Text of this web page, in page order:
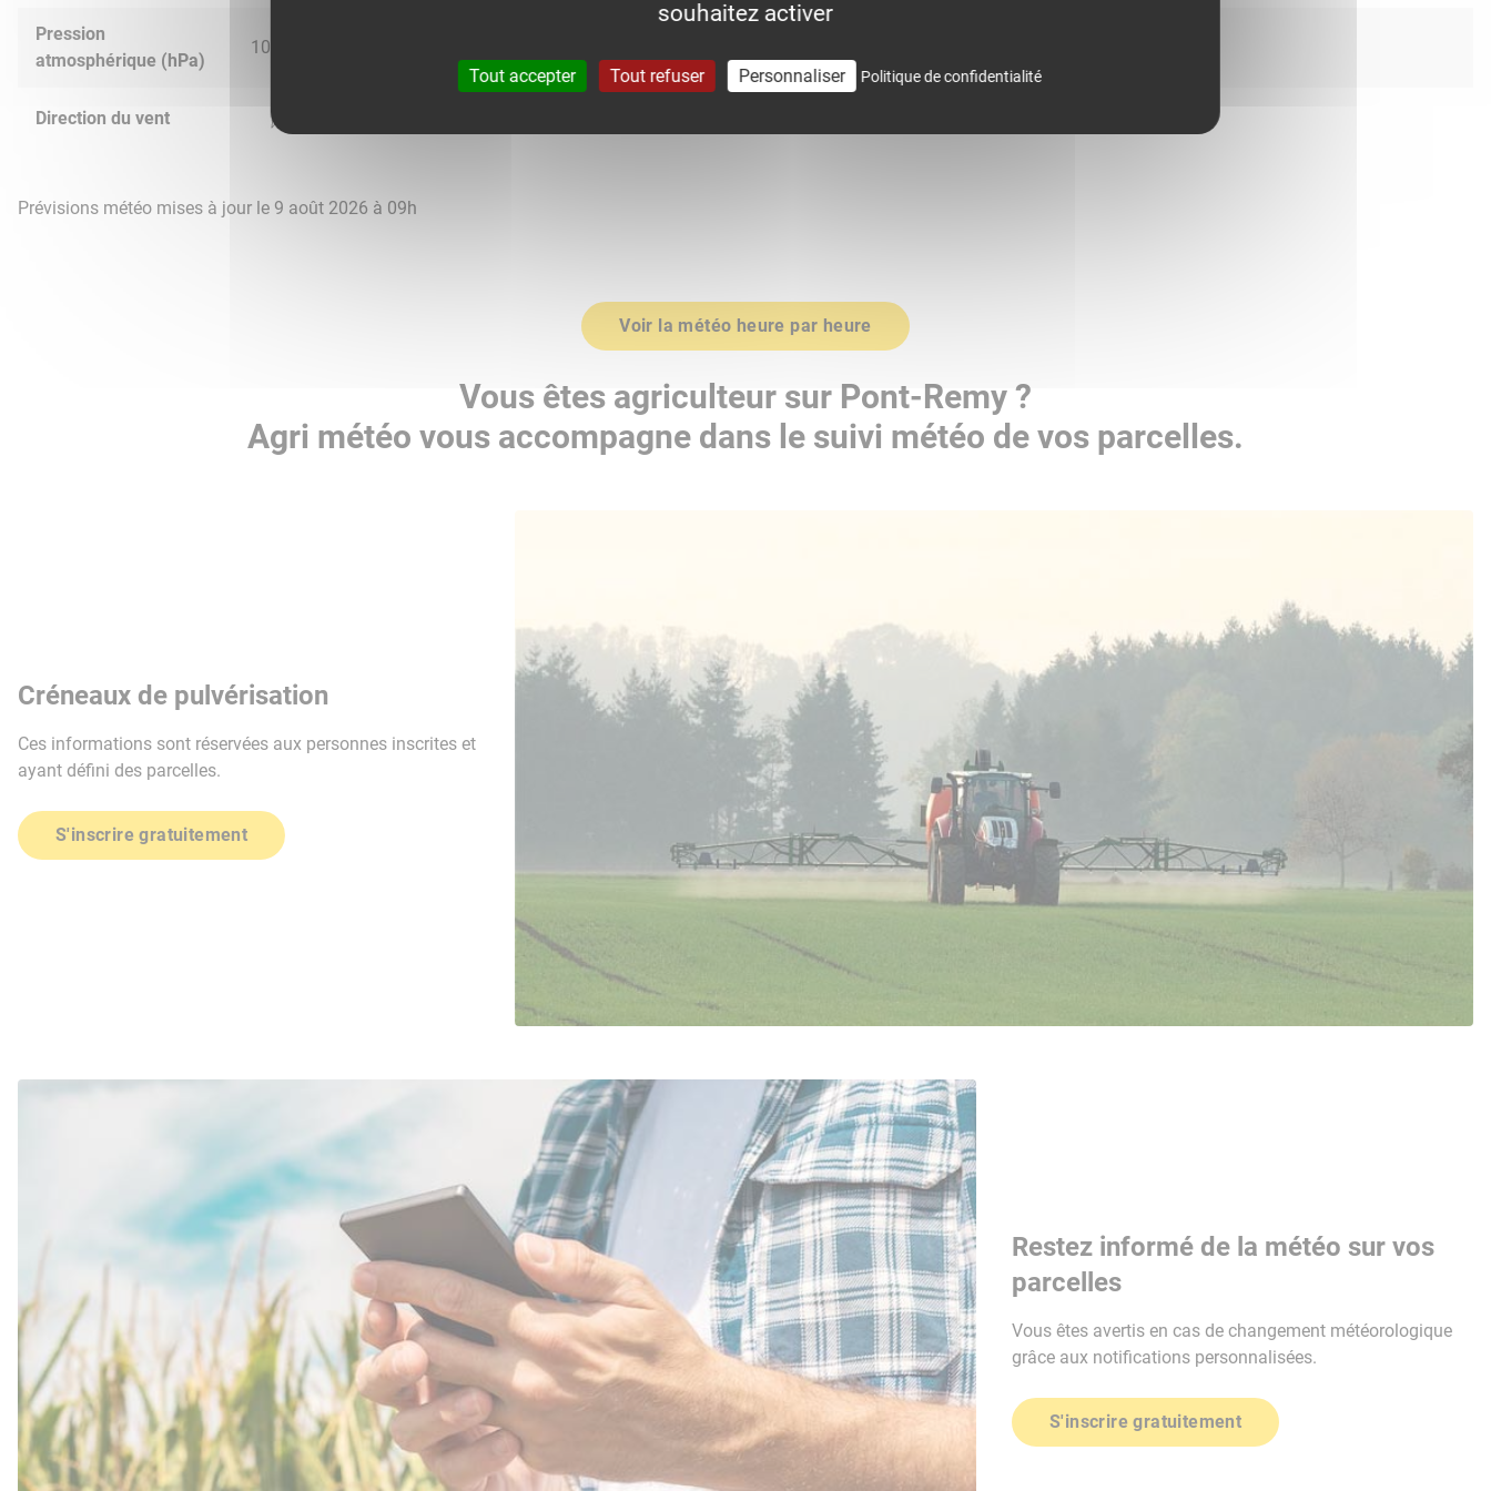
Pression
atmosphérique (hPa)
1014.0
Direction du vent
Prévisions météo mises à jour le 9 août 2026 à 09h
Voir la météo heure par heure
Vous êtes agriculteur sur Pont-Remy ?
Agri météo vous accompagne dans le suivi météo de vos parcelles.
Créneaux de pulvérisation
Ces informations sont réservées aux personnes inscrites et
ayant défini des parcelles.
S'inscrire gratuitement
Restez informé de la météo sur vos
parcelles
Vous êtes avertis en cas de changement météorologique
grâce aux notifications personnalisées.
S'inscrire gratuitement
souhaitez activer
Tout accepter Tout refuser Personnaliser Politique de confidentialité